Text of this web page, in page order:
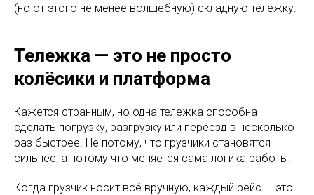
(но от этого не менее волшебную) складную тележку.​
Тележка — это не просто
колёсики и платформа
Кажется странным, но одна тележка способна
сделать погрузку, разгрузку или переезд в несколько
раз быстрее. Не потому, что грузчики становятся
сильнее, а потому что меняется сама логика работы.
Когда грузчик носит всё вручную, каждый рейс — это